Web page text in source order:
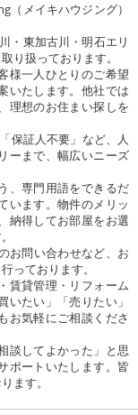
（メイキハウジング）
・東加古川・明石エリ
り扱っております。
様一人ひとりのご希望
いたします。他社では
理想のお住まい探しを
保証人不要」など、人
ーまで、幅広いニーズ
、専門用語をできるだ
います。物件のメリッ
納得してお部屋をお選
お問い合わせなど、お
っております。
賃貸管理・リフォーム
いたい」「売りたい」
お気軽にご相談くださ
談してよかった」と思
ポートいたします。皆
ます。